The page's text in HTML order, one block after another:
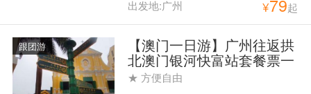
出发地:广州 ¥79起
跟团游 【澳门一日游】广州往返拱
北澳门银河快富站套餐票一
天游
★ 方便自由